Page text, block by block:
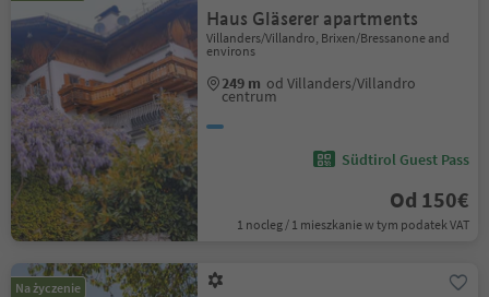
Haus Gläserer apartments
Villanders/Villandro, Brixen/Bressanone and
environs
249 m od Villanders/Villandro
centrum
Südtirol Guest Pass
Od 150€
1 nocleg / 1 mieszkanie w tym podatek VAT
Na życzenie